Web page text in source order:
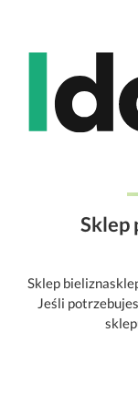
Sklep
Sklep
Jeśli